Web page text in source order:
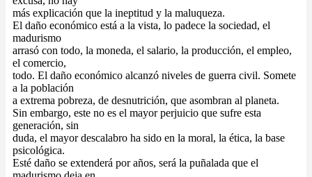
más explicación que la ineptitud y la maluqueza.
El daño económico está a la vista, lo padece la sociedad, el
madurismo
arrasó con todo, la moneda, el salario, la producción, el empleo,
el comercio,
todo. El daño económico alcanzó niveles de guerra civil. Somete
a la población
a extrema pobreza, de desnutrición, que asombran al planeta.
Sin embargo, este no es el mayor perjuicio que sufre esta
generación, sin
duda, el mayor descalabro ha sido en la moral, la ética, la base
psicológica.
Esté daño se extenderá por años, será la puñalada que el